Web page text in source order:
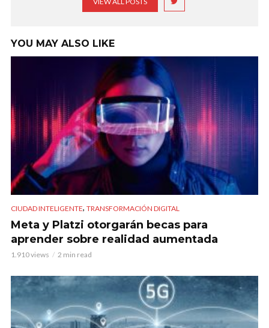
YOU MAY ALSO LIKE
CIUDAD INTELIGENTE, TRANSFORMACIÓN DIGITAL
Meta y Platzi otorgarán becas para
aprender sobre realidad aumentada
1.910 views 2 min read